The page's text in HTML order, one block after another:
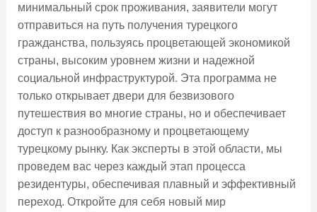
минимальный срок проживания, заявители могут
отправиться на путь получения турецкого
гражданства, пользуясь процветающей экономикой
страны, высоким уровнем жизни и надежной
социальной инфраструктурой. Эта программа не
только открывает двери для безвизового
путешествия во многие страны, но и обеспечивает
доступ к разнообразному и процветающему
турецкому рынку. Как эксперты в этой области, мы
проведем вас через каждый этап процесса
резидентуры, обеспечивая плавный и эффективный
переход. Откройте для себя новый мир